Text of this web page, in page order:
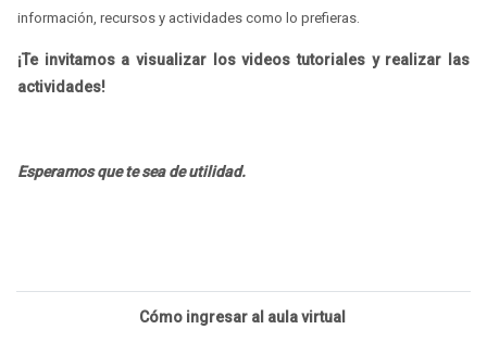
información, recursos y actividades como lo prefieras.
¡Te invitamos a visualizar los videos tutoriales y realizar las
actividades!
Esperamos que te sea de utilidad.
Cómo ingresar al aula virtual